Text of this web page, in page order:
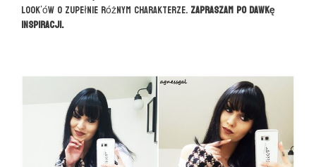
look’ów o zupełnie różnym charakterze. Zapraszam po dawkę
inspiracji.